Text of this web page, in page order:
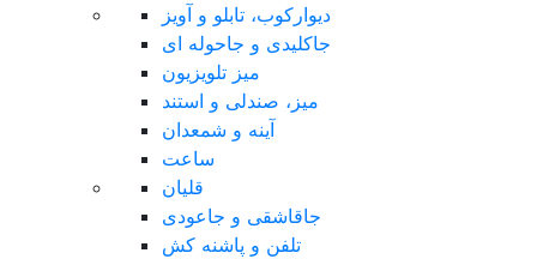
دیوارکوب، تابلو و آویز
جاکلیدی و جاحوله ای
میز تلویزیون
میز، صندلی و استند
آینه و شمعدان
ساعت
قلیان
جاقاشقی و جاعودی
تلفن و پاشنه کش